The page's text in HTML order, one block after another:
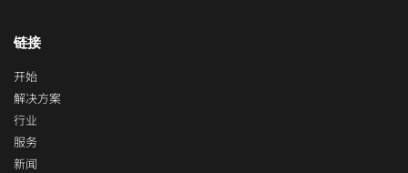
链接
开始
解决方案
行业
服务
新闻